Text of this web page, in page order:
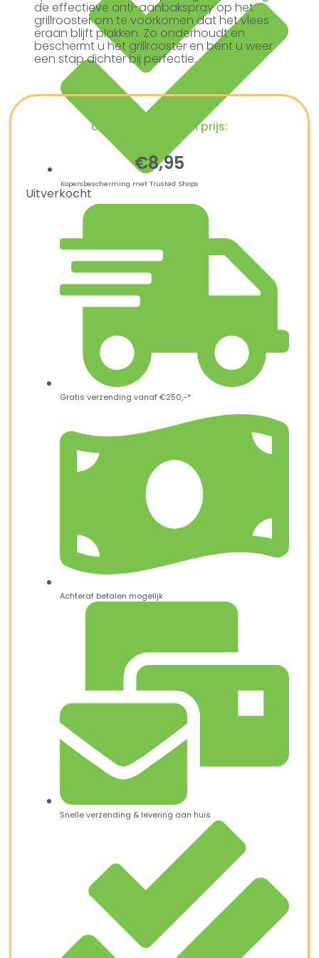
Kopersbescherming met Trusted Shops
de effectieve anti-aanbakspray op het
grillrooster om te voorkomen dat het vlees
eraan blijft plakken. Zo onderhoudt en
beschermt u het grillrooster en bent u weer
een stap dichter bij perfectie.
Ultiem Buitenleven prijs:
€8,95
Uitverkocht
Gratis verzending vanaf €250,-*
Achteraf betalen mogelijk
Snelle verzending & levering aan huis